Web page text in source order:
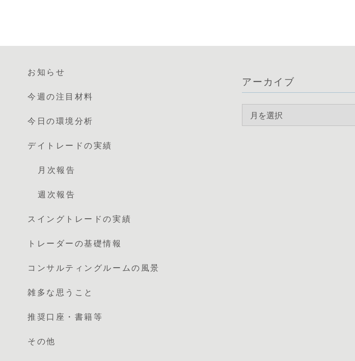
お知らせ
今週の注目材料
今日の環境分析
デイトレードの実績
月次報告
週次報告
スイングトレードの実績
トレーダーの基礎情報
コンサルティングルームの風景
雑多な思うこと
推奨口座・書籍等
その他
アーカイブ